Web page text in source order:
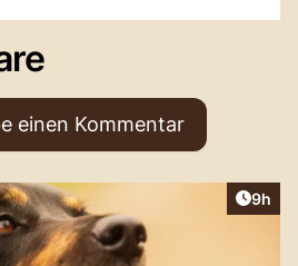
einen Kommentar
9h